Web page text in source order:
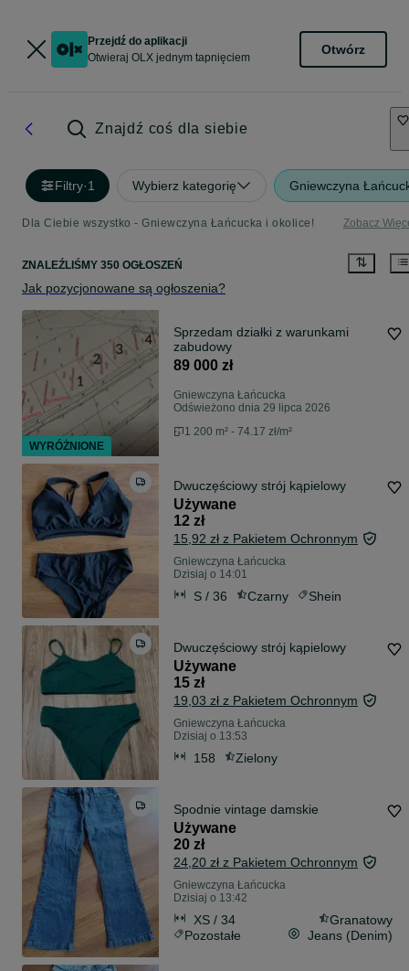
Przejdź do aplikacji
Otwieraj OLX jednym tapnięciem
Otwórz
Znajdź coś dla siebie
Filtry·1 Wybierz kategorię Gniewczyna
Dla Ciebie wszystko - Gniewczyna Łańcucka i okolice! Zobacz
ZNALEŹLIŚMY 350 OGŁOSZEŃ
Jak pozycjonowane są ogłoszenia?
Sprzedam działki z warunkami
zabudowy
89 000 zł
Gniewczyna Łańcucka
Odświeżono dnia 29 lipca 2026
1 200 m² - 74.17 zł/m²
Dwuczęściowy strój kąpielowy
Używane
12 zł
15,92 zł z Pakietem Ochronnym
Gniewczyna Łańcucka
Dzisiaj o 14:01
S / 36 Czarny Shein
Dwuczęściowy strój kąpielowy
Używane
15 zł
19,03 zł z Pakietem Ochronnym
Gniewczyna Łańcucka
Dzisiaj o 13:53
158 Zielony
Spodnie vintage damskie
Używane
20 zł
24,20 zł z Pakietem Ochronnym
Gniewczyna Łańcucka
Dzisiaj o 13:42
XS / 34
Granatowy
Pozostałe
Jeans (Denim)
WYRÓŻNIONE